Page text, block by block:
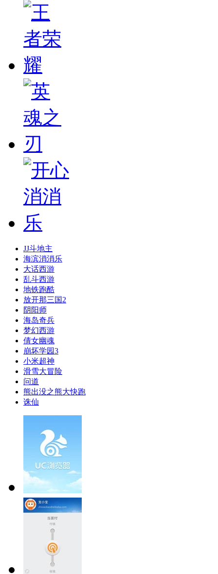
JJ斗地主
海滨消消乐
大话西游
乱斗西游
地铁跑酷
放开那三国2
阴阳师
海岛奇兵
梦幻西游
倩女幽魂
崩坏学园3
小米超神
滑雪大冒险
问道
熊出没之熊大快跑
诛仙